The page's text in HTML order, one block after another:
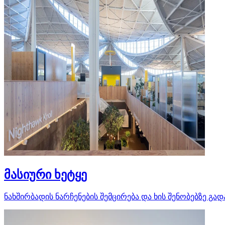
მასიური ხეტყე
ნახშირბადის ნარჩენების შემცირება და ხის შენობებზე